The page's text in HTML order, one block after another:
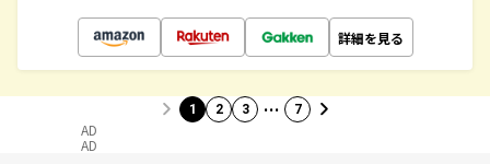
詳細を見る
1 2 3 … 7
AD
AD